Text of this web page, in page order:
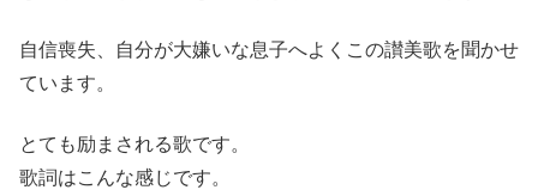
自信喪失、自分が大嫌いな息子へよくこの讃美歌を聞かせ
ています。
とても励まされる歌です。
歌詞はこんな感じです。